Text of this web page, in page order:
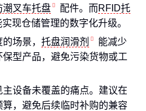
潮叉车托盘 配件。而RFID托
现仓储管理的数字化升级。
场景， 托盘润滑剂
能减少
型产品，避免污染货物或工
设备未覆盖的痛点。建议在
，避免后续临时补购的兼容